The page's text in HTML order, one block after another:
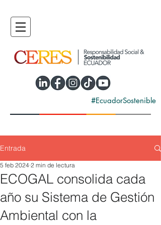
#EcuadorSostenible
Entrada
ECOGAL consolida cada
año su Sistema de Gestión
Ambiental con la
5 feb 2024 2 min de lectura